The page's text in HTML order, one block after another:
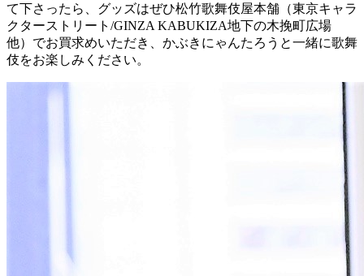
て下さったら、グッズはぜひ松竹歌舞伎屋本舗（東京キャラ
クターストリート/GINZA KABUKIZA地下の木挽町広場
他）でお買求めいただき、かぶきにゃんたろうと一緒に歌舞
伎をお楽しみください。